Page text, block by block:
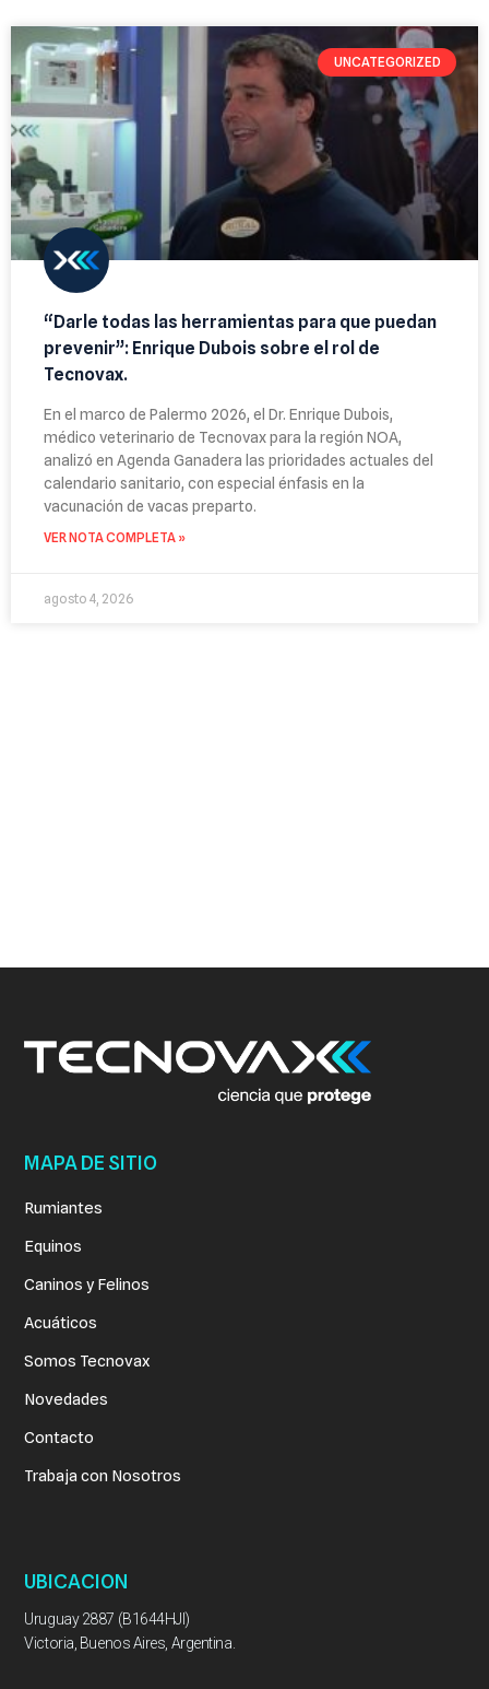
UNCATEGORIZED
“Darle todas las herramientas para que puedan
prevenir”: Enrique Dubois sobre el rol de
Tecnovax.
En el marco de Palermo 2026, el Dr. Enrique Dubois,
médico veterinario de Tecnovax para la región NOA,
analizó en Agenda Ganadera las prioridades actuales del
calendario sanitario, con especial énfasis en la
vacunación de vacas preparto.
VER NOTA COMPLETA »
agosto 4, 2026
MAPA DE SITIO
Rumiantes
Equinos
Caninos y Felinos
Acuáticos
Somos Tecnovax
Novedades
Contacto
Trabaja con Nosotros
UBICACION
Uruguay 2887 (B1644HJI)
Victoria, Buenos Aires, Argentina.